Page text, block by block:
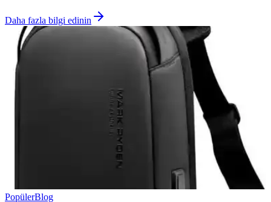
Daha fazla bilgi edinin
PopülerBlog